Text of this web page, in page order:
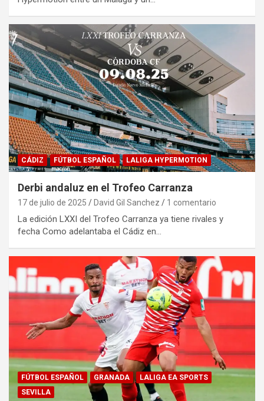
CÁDIZ FÚTBOL ESPAÑOL LALIGA HYPERMOTION
Derbi andaluz en el Trofeo Carranza
17 de julio de 2025 David Gil Sanchez 1 comentario
La edición LXXI del Trofeo Carranza ya tiene rivales y
fecha Como adelantaba el Cádiz en…
FÚTBOL ESPAÑOL GRANADA
LALIGA EA SPORTS
SEVILLA